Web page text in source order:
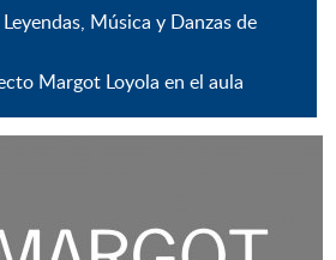
Música y Danzas de
Margot Loyola en el aula